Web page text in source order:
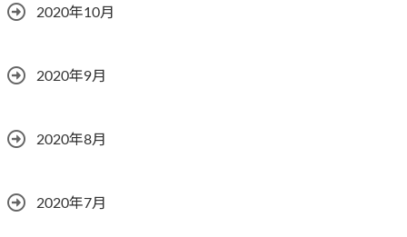
2020年10月
2020年9月
2020年8月
2020年7月